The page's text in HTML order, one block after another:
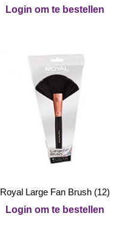
Login om te bestellen
Royal Large Fan Brush (12)
Login om te bestellen